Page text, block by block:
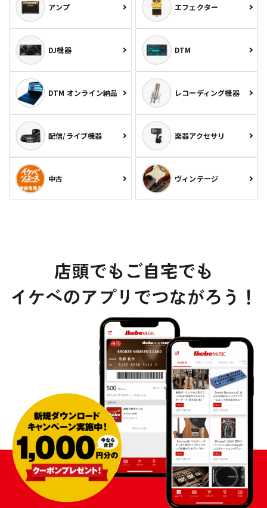
アンプ エフェクター
DJ機器 DTM
DTM オンライン納品 レコーディング機器
配信/ライブ機器 楽器アクセサリ
中古 ヴィンテージ